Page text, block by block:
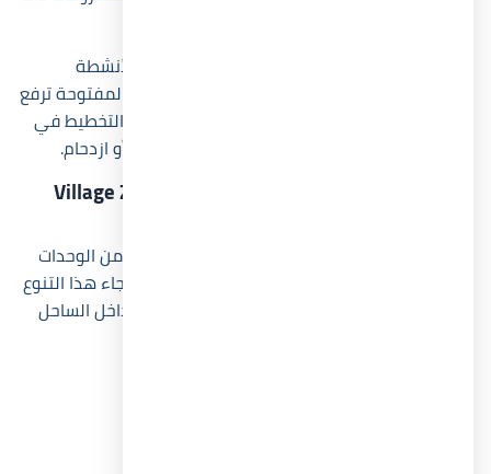
خصصت الشركة جزءاً كبيراً من مساحة المشروع للأنشطة
الترفيهية والبحيرات الصناعية، لأن زيادة المناطق المفتوحة ترفع
جودة الحياة داخل القرى الساحلية. كما ساعد هذا التخطيط في
تحسين توزيع الخدمات داخل المشروع دون تكدس أو ازدحام.
أنواع ومساحات الوحدات في Village Zoya North
يوفر Village Zoya North Coast مجموعة متنوعة من الوحدات
التي تناسب الاستخدام العائلي والاستثماري، وقد جاء هذا التنوع
استجابة لاختلاف احتياجات المشترين وميزانياتهم داخل الساحل